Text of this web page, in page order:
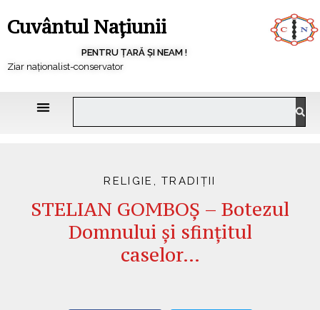
Cuvântul Națiunii
PENTRU ȚARĂ ȘI NEAM !
Ziar naționalist-conservator
RELIGIE ,TRADIȚII
STELIAN GOMBOȘ – Botezul
Domnului și sfințitul
caselor…